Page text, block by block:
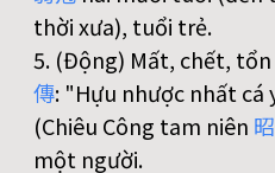
thời xưa), tuổi trẻ.
5. (Động) Mất, chết,
傳: "Hựu nhược nhất cá
(Chiêu Công tam niên 昭
một người.